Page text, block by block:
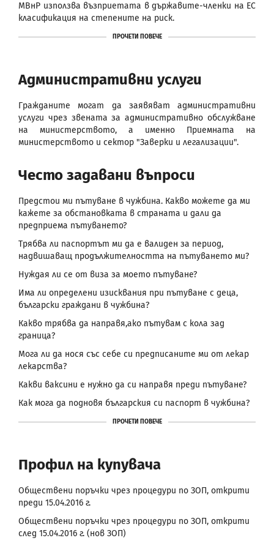
МВнР използва възприетата в държавите-членки на ЕС
класификация на степените на риск.
ПРОЧЕТИ ПОВЕЧЕ
Административни услуги
Гражданите могат да заявяват административни
услуги чрез звената за административно обслужване
на министерството, а именно Приемната на
министерството и сектор "Заверки и легализации".
Често задавани въпроси
Предстои ми пътуване в чужбина. Какво можете да ми
кажете за обстановката в страната и дали да
предприема пътуването?
Трябва ли паспортът ми да е валиден за период,
надвишаващ продължителността на пътуването ми?
Нуждая ли се от виза за моето пътуване?
Има ли определени изисквания при пътуване с деца,
български граждани в чужбина?
Какво трябва да направя,ако пътувам с кола зад
граница?
Мога ли да нося със себе си предписаните ми от лекар
лекарства?
Какви ваксини е нужно да си направя преди пътуване?
Как мога да подновя българския си паспорт в чужбина?
ПРОЧЕТИ ПОВЕЧЕ
Профил на купувача
Обществени поръчки чрез процедури по ЗОП, открити
преди 15.04.2016 г.
Обществени поръчки чрез процедури по ЗОП, открити
след 15.04.2016 г. (нов ЗОП)